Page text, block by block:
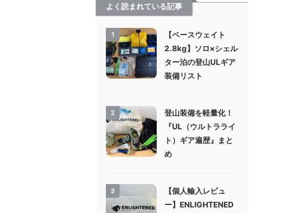
よく読まれている記事
1
【ベースウェイト
2.8kg】ソロ×シェル
ター泊の登山ULギア
装備リスト
2
登山装備を軽量化！
『UL（ウルトラライ
ト）ギア遍歴』まと
め
3
【個人輸入レビュ
ー】ENLIGHTENED